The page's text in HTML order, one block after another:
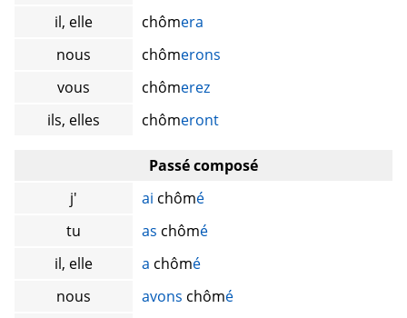
il, elle
chômera
nous
chômerons
vous
chômerez
ils, elles
chômeront
Passé composé
j'
ai chômé
tu
as chômé
il, elle
a chômé
nous
avons chômé